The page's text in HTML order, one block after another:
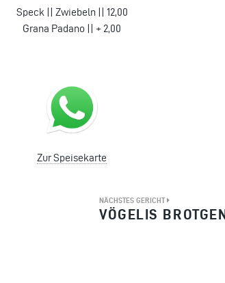
Speck || Zwiebeln || 12,00
Grana Padano || + 2,00
Zur Speisekarte
NÄCHSTES GERICHT
VÖGELIS